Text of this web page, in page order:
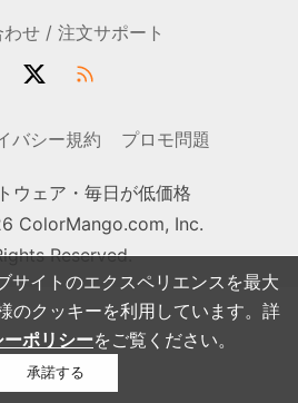
サイトのエクスペリエンスを最大
のクッキーを利用しています。詳
ポリシーをご覧ください。
承諾する
せ / 注文サポート
バシー規約 プロモ問題
ウェア・毎日が低価格
ColorMango.com, Inc.
Reserved.